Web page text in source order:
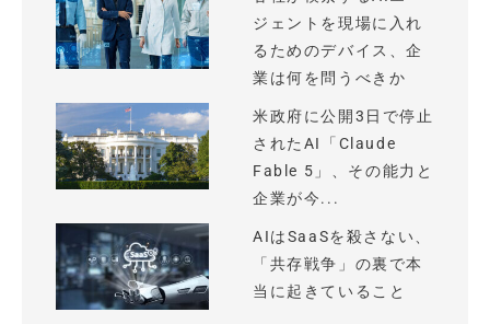
ジェントを現場に入れ
るためのデバイス、企
業は何を問うべきか
米政府に公開3日で停止
されたAI「Claude
Fable 5」、その能力と
企業が今...
AIはSaaSを殺さない、
「共存戦争」の裏で本
当に起きていること